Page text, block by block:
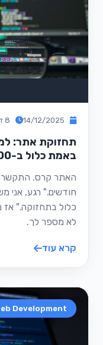
תחזוקת אתר:
באמת כלול ב-500 ש״ח לחודש)
כלול בתחזוקה."
לא מספר לך.
קרא עוד
Development